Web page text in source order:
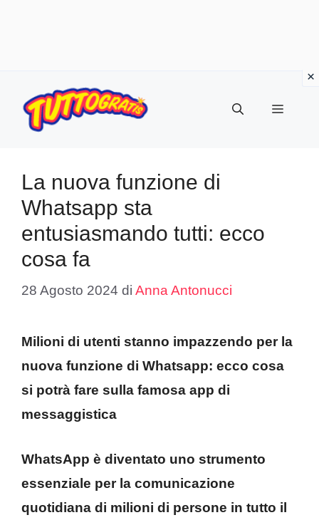
contenuto
Menu
La nuova funzione di
Whatsapp sta
entusiasmando tutti: ecco
cosa fa
28 Agosto 2024 di Anna Antonucci
Milioni di utenti stanno impazzendo per la
nuova funzione di Whatsapp: ecco cosa
si potrà fare sulla famosa app di
messaggistica
WhatsApp è diventato uno strumento
essenziale per la comunicazione
quotidiana di milioni di persone in tutto il